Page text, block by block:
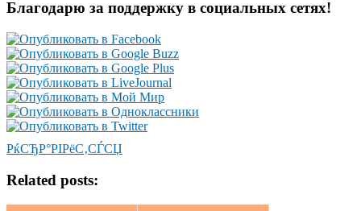
Благодарю за поддержку в социальных сетях!
РќСЂР°РІРёС‚СЃСЏ
Related posts: